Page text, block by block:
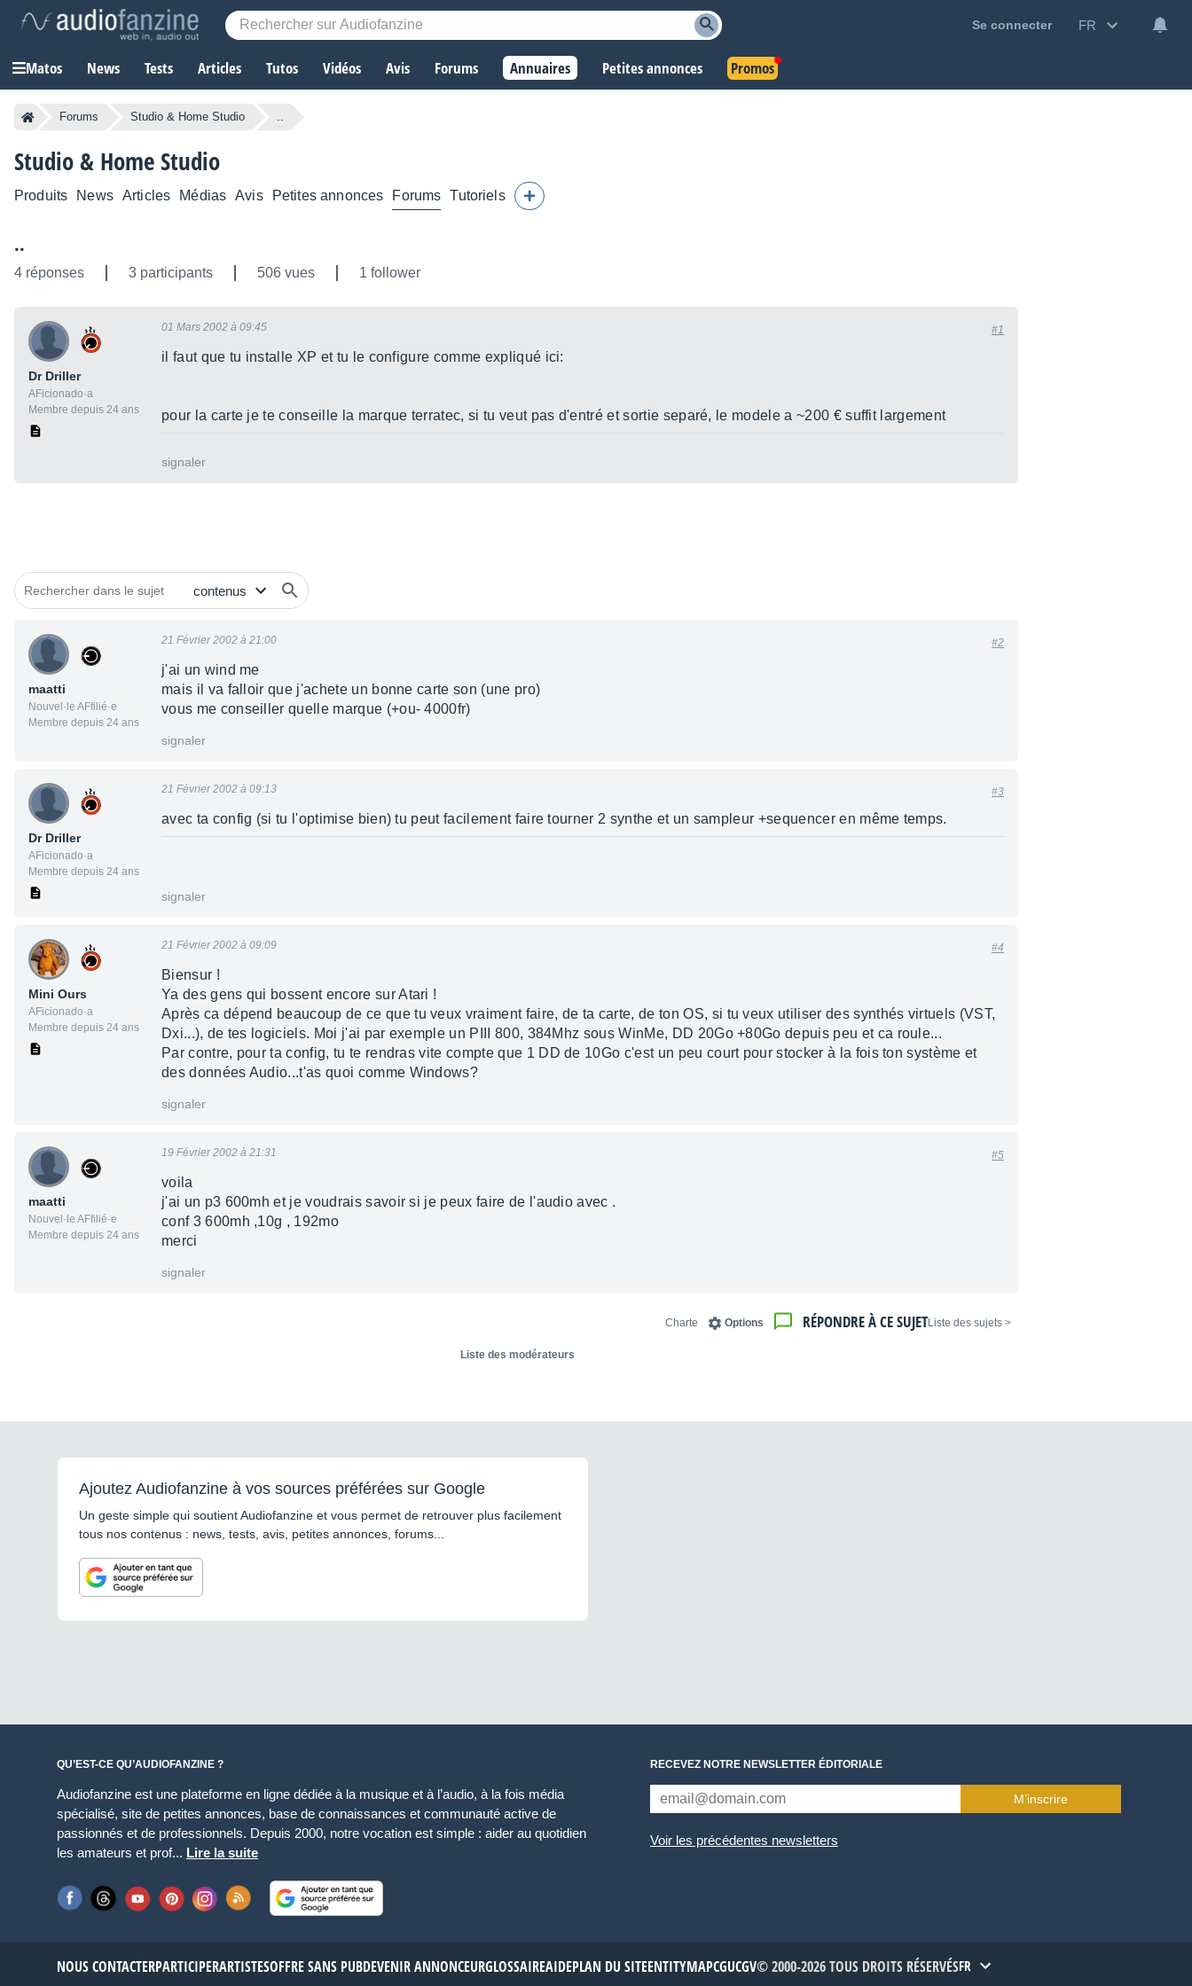
Se connecter FR
Matos News Tests Articles Tutos Vidéos Avis Forums Annuaires Petites annonces Promos
Forums Studio & Home Studio ..
Studio & Home Studio
Produits News Articles Médias Avis Petites annonces Forums Tutoriels
..
4 réponses 3 participants 506 vues 1 follower
Dr Driller
AFicionado·a
Membre depuis 24 ans
01 Mars 2002 à 09:45 #1
il faut que tu installe XP et tu le configure comme expliqué ici:
pour la carte je te conseille la marque terratec, si tu veut pas d'entré et sortie separé, le modele a ~200 € suffit largement
signaler
maatti
Nouvel·le AFfilié·e
Membre depuis 24 ans
21 Février 2002 à 21:00 #2
j'ai un wind me
mais il va falloir que j'achete un bonne carte son (une pro)
vous me conseiller quelle marque (+ou- 4000fr)
signaler
Dr Driller
AFicionado·a
Membre depuis 24 ans
21 Février 2002 à 09:13 #3
avec ta config (si tu l'optimise bien) tu peut facilement faire tourner 2 synthe et un sampleur +sequencer en même temps.
signaler
Mini Ours
AFicionado·a
Membre depuis 24 ans
21 Février 2002 à 09:09 #4
Biensur !
Ya des gens qui bossent encore sur Atari !
Après ca dépend beaucoup de ce que tu veux vraiment faire, de ta carte, de ton OS, si tu veux utiliser des synthés virtuels (VST,
Dxi...), de tes logiciels. Moi j'ai par exemple un PIII 800, 384Mhz sous WinMe, DD 20Go +80Go depuis peu et ca roule...
Par contre, pour ta config, tu te rendras vite compte que 1 DD de 10Go c'est un peu court pour stocker à la fois ton système et
des données Audio...t'as quoi comme Windows?
signaler
maatti
Nouvel·le AFfilié·e
Membre depuis 24 ans
19 Février 2002 à 21:31 #5
voila
j'ai un p3 600mh et je voudrais savoir si je peux faire de l'audio avec .
conf 3 600mh ,10g , 192mo
merci
signaler
< Liste des sujets
RÉPONDRE À CE SUJET
Options
Charte
Liste des modérateurs
Ajoutez Audiofanzine à vos sources préférées sur Google
Un geste simple qui soutient Audiofanzine et vous permet de retrouver plus facilement
tous nos contenus : news, tests, avis, petites annonces, forums...
QU’EST-CE QU’AUDIOFANZINE ?
Audiofanzine est une plateforme en ligne dédiée à la musique et à l’audio, à la fois média
spécialisé, site de petites annonces, base de connaissances et communauté active de
passionnés et de professionnels. Depuis 2000, notre vocation est simple : aider au quotidien
les amateurs et prof... Lire la suite
RECEVEZ NOTRE NEWSLETTER ÉDITORIALE
M’inscrire
Voir les précédentes newsletters
NOUS CONTACTERPARTICIPERARTISTESOFFRE SANS PUBDEVENIR ANNONCEURGLOSSAIREAIDEPLAN DU SITEENTITYMAPCGUCGV© 2000-2026 TOUS DROITS RÉSERVÉSFR